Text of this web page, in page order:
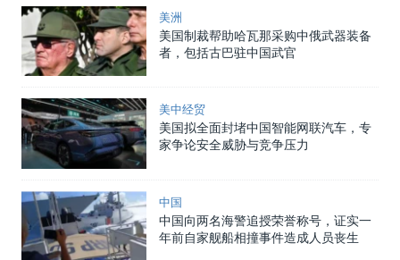
美洲
美国制裁帮助哈瓦那采购中俄武器装备
者，包括古巴驻中国武官
美中经贸
美国拟全面封堵中国智能网联汽车，专
家争论安全威胁与竞争压力
中国
中国向两名海警追授荣誉称号，证实一
年前自家舰船相撞事件造成人员丧生